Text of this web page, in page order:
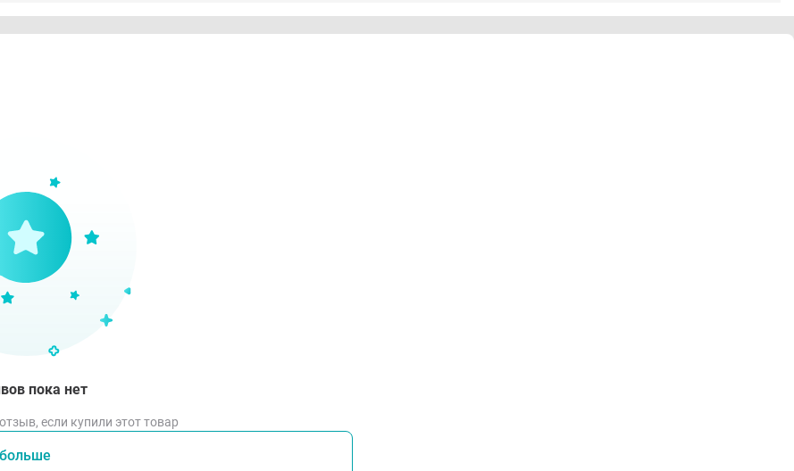
пока нет
если купили этот товар